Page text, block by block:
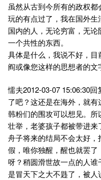
虽然从古到今所有的政权
玩的有点过了，我在国外
国内的人，无论穷富，无
一个共性的东西。
具体是什么，我说不好，
阎或像您这样的思想者的文
懦夫2012-03-07 15:06:30
了吧？这还是在海外，就
韩粉们的围攻可以想见。
壮举，老婆孩子都被带进
舟子将来的结局不会太好
假，唯你独醒，醒也就罢
呀？稍圆滑世故一点的人
是冒天下之大不韪了，被